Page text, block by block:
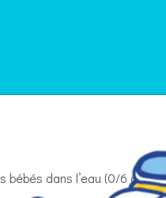
bébés dans l’eau (0/6 ans) ?